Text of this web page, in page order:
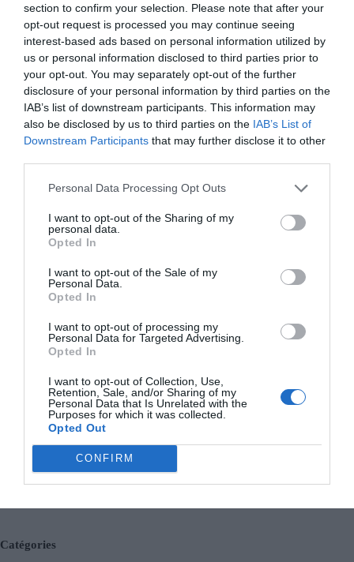
section to confirm your selection. Please note that after your
opt-out request is processed you may continue seeing
interest-based ads based on personal information utilized by
us or personal information disclosed to third parties prior to
your opt-out. You may separately opt-out of the further
disclosure of your personal information by third parties on the
IAB’s list of downstream participants. This information may
also be disclosed by us to third parties on the IAB’s List of
Downstream Participants that may further disclose it to other
Personal Data Processing Opt Outs
I want to opt-out of the Sharing of my
personal data.
Opted In
I want to opt-out of the Sale of my
Personal Data.
Opted In
I want to opt-out of processing my
Personal Data for Targeted Advertising.
Opted In
I want to opt-out of Collection, Use,
Retention, Sale, and/or Sharing of my
Personal Data that Is Unrelated with the
Purposes for which it was collected.
Opted Out
CONFIRM
DIY et Bien-Être Inclusif : Créer pour Soi, S’épanouir
Ensemble
mentale et équilibre
Équilibre Vie Professionnelle et Personnelle : Stratégies
Catégories